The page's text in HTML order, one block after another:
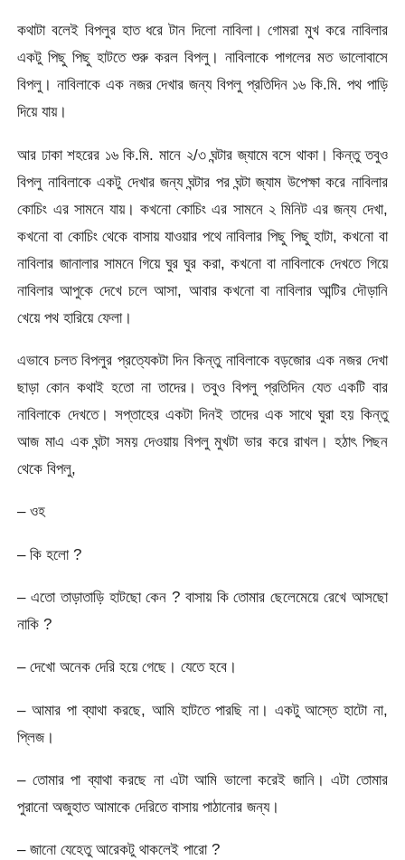
কথাটা বলেই বিপলুর হাত ধরে টান দিলো নাবিলা। গোমরা মুখ করে নাবিলার
একটু পিছু পিছু হাটতে শুরু করল বিপলু। নাবিলাকে পাগলের মত ভালোবাসে
বিপলু। নাবিলাকে এক নজর দেখার জন্য বিপলু প্রতিদিন ১৬ কি.মি. পথ পাড়ি
দিয়ে যায়।
আর ঢাকা শহরের ১৬ কি.মি. মানে ২/৩ ঘন্টার জ্যামে বসে থাকা। কিন্তু তবুও
বিপলু নাবিলাকে একটু দেখার জন্য ঘন্টার পর ঘন্টা জ্যাম উপেক্ষা করে নাবিলার
কোচিং এর সামনে যায়। কখনো কোচিং এর সামনে ২ মিনিট এর জন্য দেখা,
কখনো বা কোচিং থেকে বাসায় যাওয়ার পথে নাবিলার পিছু পিছু হাটা, কখনো বা
নাবিলার জানালার সামনে গিয়ে ঘুর ঘুর করা, কখনো বা নাবিলাকে দেখতে গিয়ে
নাবিলার আপুকে দেখে চলে আসা, আবার কখনো বা নাবিলার আন্টির দৌড়ানি
খেয়ে পথ হারিয়ে ফেলা।
এভাবে চলত বিপলুর প্রত্যেকটা দিন কিন্তু নাবিলাকে বড়জোর এক নজর দেখা
ছাড়া কোন কথাই হতো না তাদের। তবুও বিপলু প্রতিদিন যেত একটি বার
নাবিলাকে দেখতে। সপ্তাহের একটা দিনই তাদের এক সাথে ঘুরা হয় কিন্তু
আজ মাএ এক ঘন্টা সময় দেওয়ায় বিপলু মুখটা ভার করে রাখল। হঠাৎ পিছন
থেকে বিপলু,
– ওহ
– কি হলো ?
– এতো তাড়াতাড়ি হাটছো কেন ? বাসায় কি তোমার ছেলেমেয়ে রেখে আসছো
নাকি ?
– দেখো অনেক দেরি হয়ে গেছে। যেতে হবে।
– আমার পা ব্যাথা করছে, আমি হাটতে পারছি না। একটু আস্তে হাটো না,
প্লিজ।
– তোমার পা ব্যাথা করছে না এটা আমি ভালো করেই জানি। এটা তোমার
পুরানো অজুহাত আমাকে দেরিতে বাসায় পাঠানোর জন্য।
– জানো যেহেতু আরেকটু থাকলেই পারো ?